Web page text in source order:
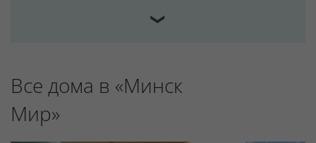
❯
Все дома в «Минск
Мир»
Для обеспечения удобства пользователей сайта
используются cookies